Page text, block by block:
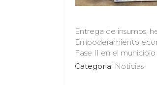
Entrega de insumos,
Empoderamiento
Fase II en el
Categoria: Noticias